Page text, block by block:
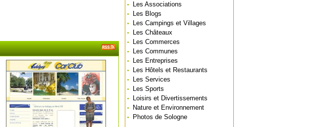
Les Associations
Les Blogs
Les Campings et Villages
Les Châteaux
Les Commerces
Les Communes
Les Entreprises
Les Hôtels et Restaurants
Les Services
Les Sports
Loisirs et Divertissements
Nature et Environnement
Photos de Sologne